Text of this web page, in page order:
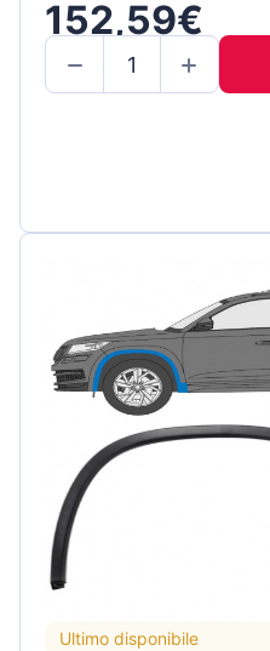
152,59€
Ultimo disponibile